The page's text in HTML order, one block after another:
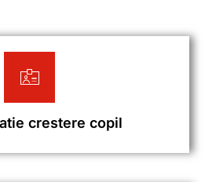
crestere copil